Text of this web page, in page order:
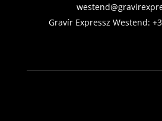
Gravír Expressz Westend: